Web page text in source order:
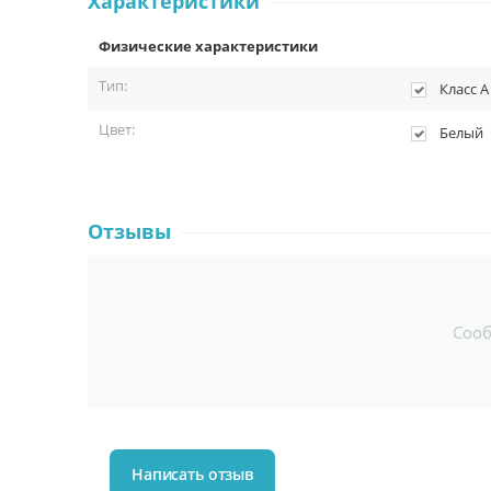
Физические характеристики
Тип:
Класс А
Цвет: Белый
Отзывы
Написать отзыв